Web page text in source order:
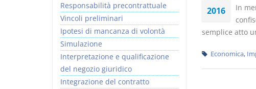
2016
In
semplice atto
Economica,
Responsabilità precontrattuale
Vincoli preliminari
Ipotesi di mancanza di volontà
Simulazione
Interpretazione e qualificazione
del negozio giuridico
Integrazione del contratto